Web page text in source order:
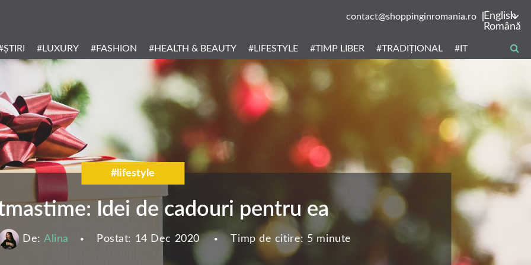
contact@shoppinginromania.ro
English
Română
#LUXURY #FASHION #HEALTH & BEAUTY #LIFESTYLE #TIMP LIBER #TRADIȚIONAL #IT
#lifestyle
Idei de cadouri pentru ea
De: Alina Postat: 14 Dec 2020 Timp de citire: 5 minute